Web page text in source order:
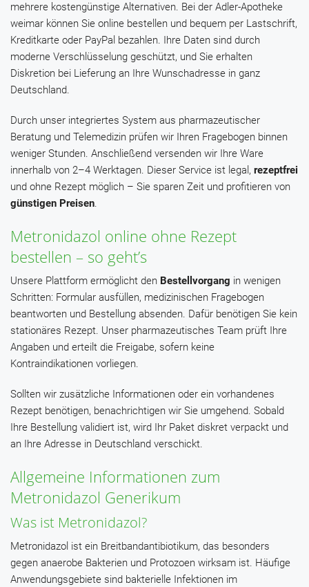
mehrere kostengünstige Alternativen. Bei der Adler-Apotheke
weimar können Sie online bestellen und bequem per Lastschrift,
Kreditkarte oder PayPal bezahlen. Ihre Daten sind durch
moderne Verschlüsselung geschützt, und Sie erhalten
Diskretion bei Lieferung an Ihre Wunschadresse in ganz
Deutschland.
Durch unser integriertes System aus pharmazeutischer
Beratung und Telemedizin prüfen wir Ihren Fragebogen binnen
weniger Stunden. Anschließend versenden wir Ihre Ware
innerhalb von 2–4 Werktagen. Dieser Service ist legal, rezeptfrei
und ohne Rezept möglich – Sie sparen Zeit und profitieren von
günstigen Preisen.
Metronidazol online ohne Rezept
bestellen – so geht’s
Unsere Plattform ermöglicht den Bestellvorgang in wenigen
Schritten: Formular ausfüllen, medizinischen Fragebogen
beantworten und Bestellung absenden. Dafür benötigen Sie kein
stationäres Rezept. Unser pharmazeutisches Team prüft Ihre
Angaben und erteilt die Freigabe, sofern keine
Kontraindikationen vorliegen.
Sollten wir zusätzliche Informationen oder ein vorhandenes
Rezept benötigen, benachrichtigen wir Sie umgehend. Sobald
Ihre Bestellung validiert ist, wird Ihr Paket diskret verpackt und
an Ihre Adresse in Deutschland verschickt.
Allgemeine Informationen zum
Metronidazol Generikum
Was ist Metronidazol?
Metronidazol ist ein Breitbandantibiotikum, das besonders
gegen anaerobe Bakterien und Protozoen wirksam ist. Häufige
Anwendungsgebiete sind bakterielle Infektionen im